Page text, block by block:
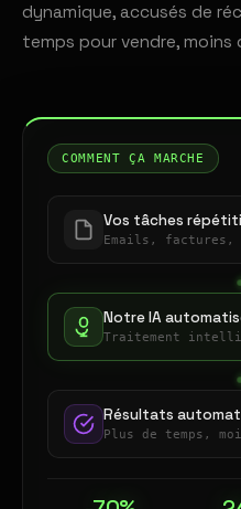
dynamique, accusés de
temps pour vendre,
COMMENT ÇA MARCHE
Vos tâches
Emails,
Notre IA
Traitement
Résultats
Plus de temps,